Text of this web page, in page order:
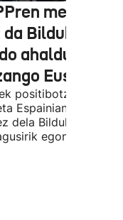
menpe
Bilduko
ahaldun
Euskadin'
positibotzat jo ditu
Espainian lortutako
dela Bilduko
egongo